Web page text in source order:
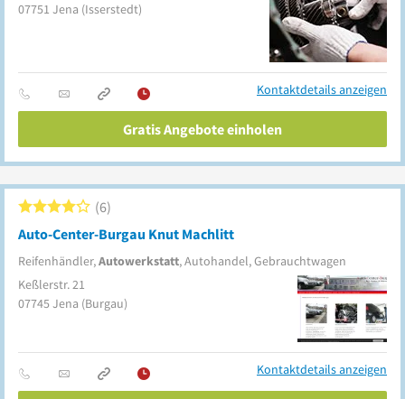
07751 Jena (Isserstedt)
Kontaktdetails anzeigen
Gratis Angebote einholen
Auto-Center-Burgau Knut Machlitt
Reifenhändler,Autowerkstatt, Autohandel, Gebrauchtwagen
6
Keßlerstr. 21
07745Jena (Burgau)
Kontaktdetails anzeigen